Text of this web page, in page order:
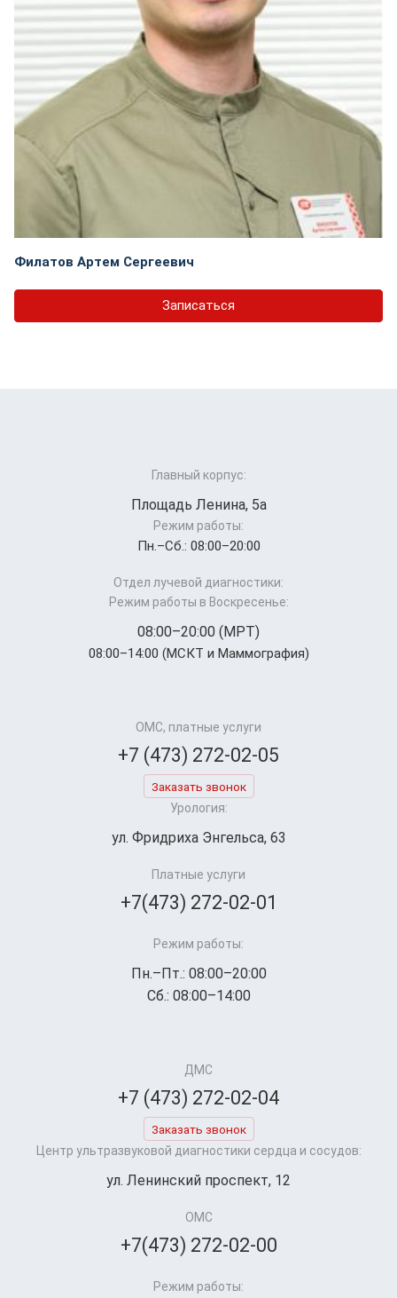
Филатов Артем Сергеевич
Записаться
Главный корпус:
Площадь Ленина, 5а
Режим работы:
Пн.–Cб.: 08:00–20:00
Отдел лучевой диагностики:
Режим работы в Воскресенье:
08:00–20:00 (МРТ)
08:00–14:00 (МСКТ и Маммография)
ОМС, платные услуги
+7 (473) 272-02-05
Заказать звонок
Урология:
ул. Фридриха Энгельса, 63
Платные услуги
+7(473) 272-02-01
Режим работы:
Пн.–Пт.: 08:00–20:00
Сб.: 08:00–14:00
ДМС
+7 (473) 272-02-04
Заказать звонок
Центр ультразвуковой диагностики сердца и сосудов:
ул. Ленинский проспект, 12
ОМС
+7(473) 272-02-00
Режим работы: